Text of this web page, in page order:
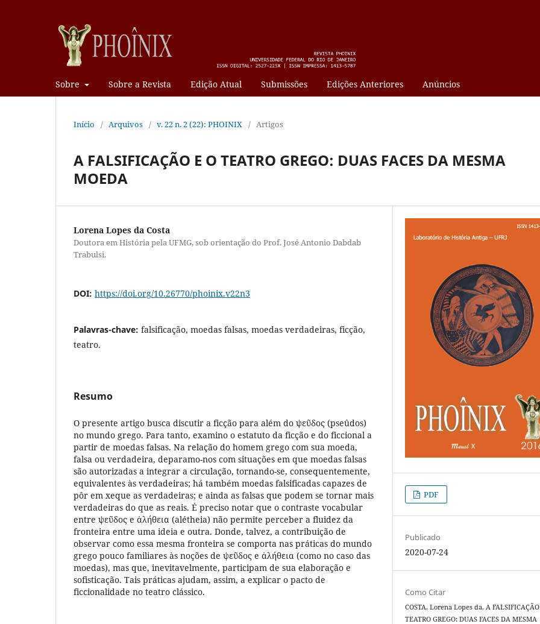
Sobre Sobre a Revista Edição Atual Submissões Edições Anteriores Anúncios
Início / Arquivos / v. 22 n. 2 (22): PHOINIX / Artigos
A FALSIFICAÇÃO E O TEATRO GREGO: DUAS FACES DA MESMA
MOEDA
Lorena Lopes da Costa
Doutora em História pela UFMG, sob orientação do Prof. José Antonio Dabdab
Trabulsi.
DOI: https://doi.org/10.26770/phoinix.v22n3
Palavras-chave: falsificação, moedas falsas, moedas verdadeiras, ficção,
teatro.
Resumo
O presente artigo busca discutir a ficção para além do ψεῦδος (pseûdos)
no mundo grego. Para tanto, examino o estatuto da ficção e do ficcional a
partir de moedas falsas. Na relação do homem grego com sua moeda,
falsa ou verdadeira, deparamo-nos com situações em que moedas falsas
são autorizadas a integrar a circulação, tornando-se, consequentemente,
equivalentes às verdadeiras; há também moedas falsificadas capazes de
pôr em xeque as verdadeiras; e ainda as falsas que podem se tornar mais
verdadeiras do que as reais. É preciso notar que o contraste vocabular
entre ψεῦδος e ἀλήθεια (alétheia) não permite perceber a fluidez da
fronteira entre uma ideia e outra. Donde, talvez, a contribuição de
observar como essa mesma fronteira se comporta nas práticas do mundo
grego pouco familiares às noções de ψεῦδος e ἀλήθεια (como no caso das
moedas), mas que, inevitavelmente, participam de sua elaboração e
sofisticação. Tais práticas ajudam, assim, a explicar o pacto de
ficcionalidade no teatro clássico.
PDF
Publicado
2020-07-24
Como Citar
COSTA, Lorena Lopes da. A
TEATRO GREGO: DUAS FACES DA MESMA